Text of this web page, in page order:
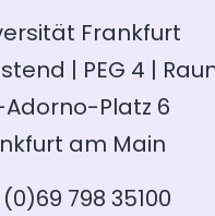
Frankfurt
| PEG 4 |
Platz 6
am Main
798 35100